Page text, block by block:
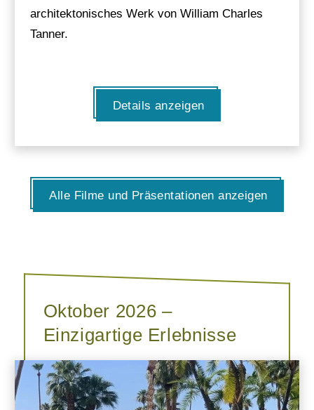
architektonisches Werk von William Charles
Tanner.
Details anzeigen
Alle Filme und Präsentationen anzeigen
Oktober 2026 –
Einzigartige Erlebnisse